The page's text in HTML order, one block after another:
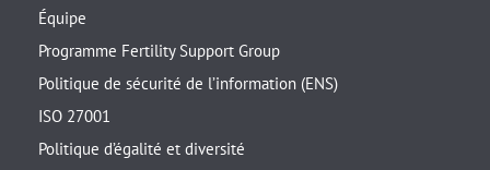
Équipe
Programme Fertility Support Group
Politique de sécurité de l’information (ENS)
ISO 27001
Politique d’égalité et diversité